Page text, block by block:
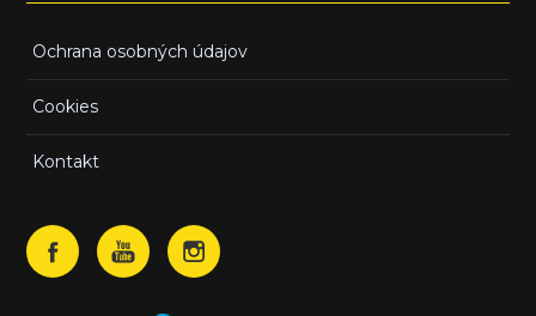
Ochrana osobných údajov
Cookies
Kontakt